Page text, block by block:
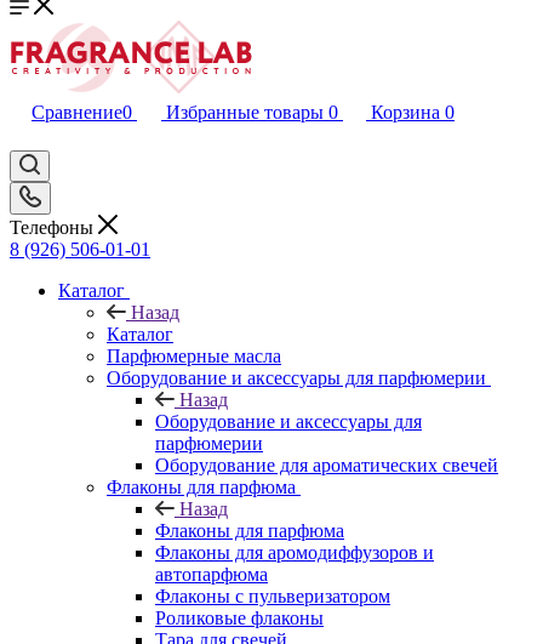
Сравнение0 Избранные товары 0 Корзина 0
Телефоны
8 (926) 506-01-01
Каталог
Назад
Каталог
Парфюмерные масла
Оборудование и аксессуары для парфюмерии
Назад
Оборудование и аксессуары для
парфюмерии
Оборудование для ароматических свечей
Флаконы для парфюма
Назад
Флаконы для парфюма
Флаконы для аромодиффузоров и
автопарфюма
Флаконы с пульверизатором
Роликовые флаконы
Тара для свечей